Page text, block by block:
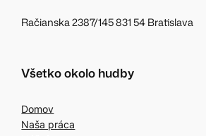
Račianska 2387/145 831 54 Bratislava
Všetko okolo hudby
Domov
Naša práca